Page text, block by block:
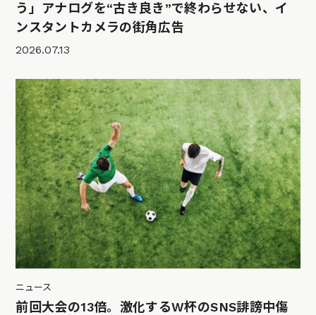
う」アナログを“古き良き”で終わらせない、イ
ンスタントカメラの街角広告
2026.07.13
ニュース
前回大会の13倍。激化するW杯のSNS誹謗中傷